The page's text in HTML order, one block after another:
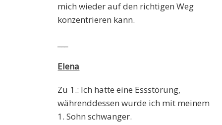
mich wieder auf den richtigen Weg
konzentrieren kann.
Elena
Zu 1.: Ich hatte eine Essstörung,
währenddessen wurde ich mit meinem
1. Sohn schwanger.